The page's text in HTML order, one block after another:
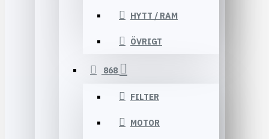
HYTT / RAM
ÖVRIGT
868
FILTER
MOTOR